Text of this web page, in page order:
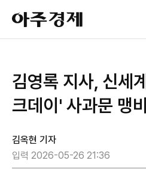
아
주
경
김영록 지사, 신세
크데이' 사과문 맹
김옥현 기자
입력 2026-05-26 21:36